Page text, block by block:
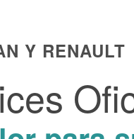
Y RENAULT